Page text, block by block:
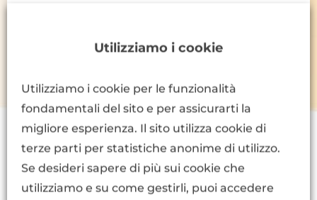
tuoi annunci immobiliari, c’è un’altra
opportunità gratuita da sfruttare.
Leggi l'articolo >
Utilizziamo i cookie
Utilizziamo i cookie per le funzionalità
fondamentali del sito e per assicurarti la
migliore esperienza. Il sito utilizza cookie di
terze parti per statistiche anonime di utilizzo.
Se desideri sapere di più sui cookie che
utilizziamo e su come gestirli, puoi accedere